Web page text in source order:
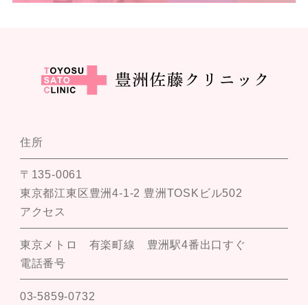
住所
〒135-0061
東京都江東区豊洲4-1-2 豊洲TOSKビル502
アクセス
東京メトロ 有楽町線 豊洲駅4番出口すぐ
電話番号
03-5859-0732